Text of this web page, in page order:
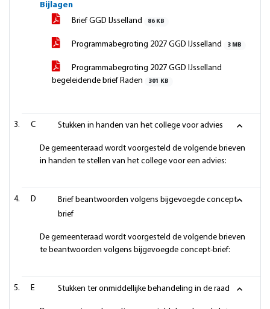
Bijlagen
Brief GGD IJsselland
86 KB
Programmabegroting 2027 GGD IJsselland 3 MB
Programmabegroting 2027 GGD IJsselland
begeleidende brief Raden
301 KB
C Stukken in handen van het college voor advies
De gemeenteraad wordt voorgesteld de volgende brieven
in handen te stellen van het college voor een advies:
D
Brief beantwoorden volgens bijgevoegde concept-
brief
De gemeenteraad wordt voorgesteld de volgende brieven
te beantwoorden volgens bijgevoegde concept-brief:
E Stukken ter onmiddellijke behandeling in de raad